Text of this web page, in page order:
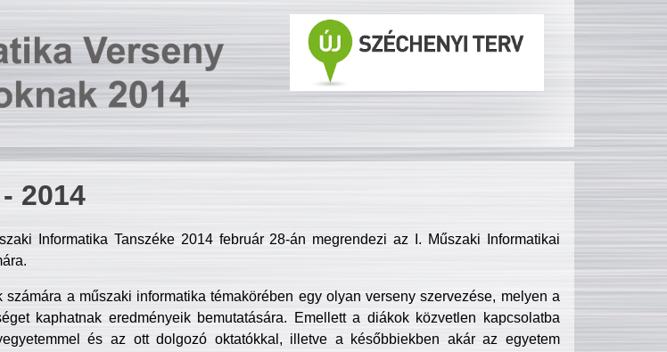
2014
Informatika Tanszéke 2014 február 28-án megrendezi az I. Műszaki Informatikai
számára a műszaki informatika témakörében egy olyan verseny szervezése, melyen a
kaphatnak eredményeik bemutatására. Emellett a diákok közvetlen kapcsolatba
és az ott dolgozó oktatókkal, illetve a későbbiekben akár az egyetem